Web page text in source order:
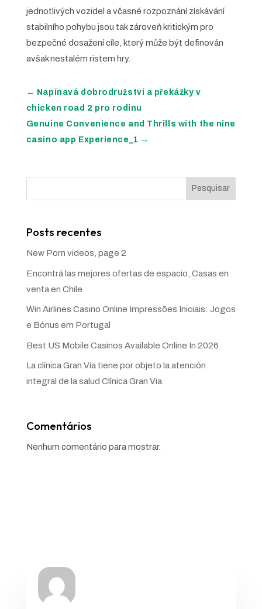
jednotlivých vozidel a včasné rozpoznání získávání
stabilního pohybu jsou tak zároveň kritickým pro
bezpečné dosažení cíle, který může být definován
avšak nestalém ristem hry.
← Napínavá dobrodružství a překážky v
chicken road 2 pro rodinu
Genuine Convenience and Thrills with the nine
casino app Experience_1 →
Pesquisar
Posts recentes
New Porn videos, page 2
Encontrá las mejores ofertas de espacio, Casas en
venta en Chile
Win Airlines Casino Online Impressões Iniciais: Jogos
e Bónus em Portugal
Best US Mobile Casinos Available Online In 2026
La clínica Gran Vía tiene por objeto la atención
integral de la salud Clínica Gran Via
Comentários
Nenhum comentário para mostrar.